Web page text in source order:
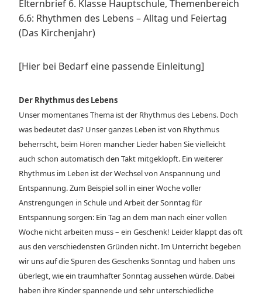
Elternbrief 6. Klasse Hauptschule, Themenbereich
6.6: Rhythmen des Lebens – Alltag und Feiertag
(Das Kirchenjahr)
[Hier bei Bedarf eine passende Einleitung]
Der Rhythmus des Lebens
Unser momentanes Thema ist der Rhythmus des Lebens. Doch
was bedeutet das? Unser ganzes Leben ist von Rhythmus
beherrscht, beim Hören mancher Lieder haben Sie vielleicht
auch schon automatisch den Takt mitgeklopft. Ein weiterer
Rhythmus im Leben ist der Wechsel von Anspannung und
Entspannung. Zum Beispiel soll in einer Woche voller
Anstrengungen in Schule und Arbeit der Sonntag für
Entspannung sorgen: Ein Tag an dem man nach einer vollen
Woche nicht arbeiten muss – ein Geschenk! Leider klappt das oft
aus den verschiedensten Gründen nicht. Im Unterricht begeben
wir uns auf die Spuren des Geschenks Sonntag und haben uns
überlegt, wie ein traumhafter Sonntag aussehen würde. Dabei
haben ihre Kinder spannende und sehr unterschiedliche